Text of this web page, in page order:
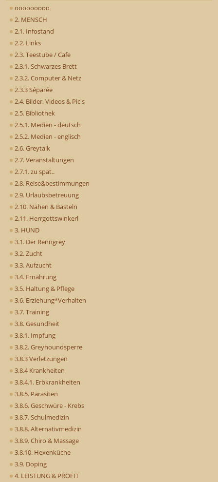
ooooooooo
2. MENSCH
2.1. Infostand
2.2. Links
2.3. Teestube / Cafe
2.3.1. Schwarzes Brett
2.3.2. Computer & Netz
2.3.3 Séparée
2.4. Bilder, Videos & Pic's
2.5. Bibliothek
2.5.1. Medien - deutsch
2.5.2. Medien - englisch
2.6. Greytalk
2.7. Veranstaltungen
2.7.1. zu spät..
2.8. Reise&bestimmungen
2.9. Urlaubsbetreuung
2.10. Nähen & Basteln
2.11. Herrgottswinkerl
3. HUND
3.1. Der Renngrey
3.2. Zucht
3.3. Aufzucht
3.4. Ernährung
3.5. Haltung & Pflege
3.6. Erziehung*Verhalten
3.7. Training
3.8. Gesundheit
3.8.1. Impfung
3.8.2. Greyhoundsperre
3.8.3 Verletzungen
3.8.4 Krankheiten
3.8.4.1. Erbkrankheiten
3.8.5. Parasiten
3.8.6. Geschwüre - Krebs
3.8.7. Schulmedizin
3.8.8. Alternativmedizin
3.8.9. Chiro & Massage
3.8.10. Hexenküche
3.9. Doping
4. LEISTUNG & PROFIT